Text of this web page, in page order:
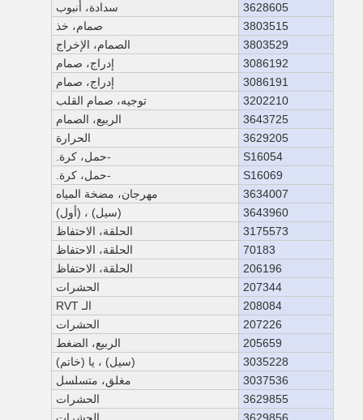
3628605
سدادة، أنبوب
3803515
صمام، خذ
3803529
الصمام، الإخراج
3086192
إدراج، صمام
3086191
إدراج، صمام
3202210
توجيه، صمام القلب
3643725
الربيع، الصمام
3629205
الحرارة
S16054
-حمل، كرة.
S16069
-حمل، كرة.
3634007
مهرجان، مضخة المياه
3643960
(سيل) ، (أول)
3175573
الحلقة، الاحتفاظ
70183
الحلقة، الاحتفاظ
206196
الحلقة، الاحتفاظ
207344
الحشرات
208084
الـ RVT
207226
الحشرات
205659
الربيع، الضغط
3035228
(سيل) ، يا (خاتم)
3037536
مغلق، متسلسل
3629855
الحشرات